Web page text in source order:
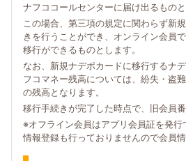
ナフココールセンターに届け出るものと
この場合、第三項の規定に関わらず新
きを行うことができ、オンライン会員
移行ができるものとします。
なお、新規ナデポカードに移行するナ
フコマネー残高については、紛失・盗
の残高となります。
移行手続きが完了した時点で、旧会員
※オフライン会員はアプリ会員証を発行
情報登録も行っておりませんので会員